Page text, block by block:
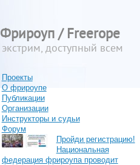
Фрироуп / Freerope
экстрим, доступный всем
Проекты
О фрироупе
Публикации
Организации
Инструкторы и судьи
Форум
Пройди регистрацию!
Национальная
федерация фрироупа проводит